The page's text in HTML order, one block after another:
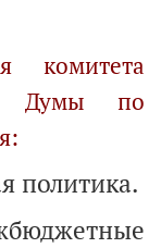
комитета
Думы по
политика.